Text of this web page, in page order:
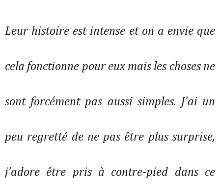
Leur histoire est intense et on a envie que
cela fonctionne pour eux mais les choses ne
sont forcément pas aussi simples. J'ai un
peu regretté de ne pas être plus surprise,
j'adore être pris à contre-pied dans ce